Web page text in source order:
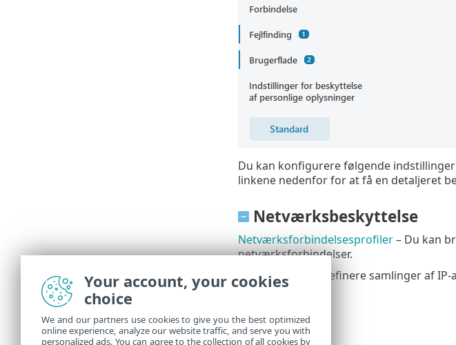
Du kan konfigurere følgende
linkene nedenfor for at få en detaljeret
Netværksbeskyttelse
Netværksforbindelsesprofiler– Du kan
netværksforbindelser.
IP-sæt– Du kan definere samlinger af
firewallregler
Firewall
Your account, your cookies
choice
We and our partners use cookies to give you the best optimized
online experience, analyze our website traffic, and serve you with
personalized ads. You can agree to the collection of all cookies by